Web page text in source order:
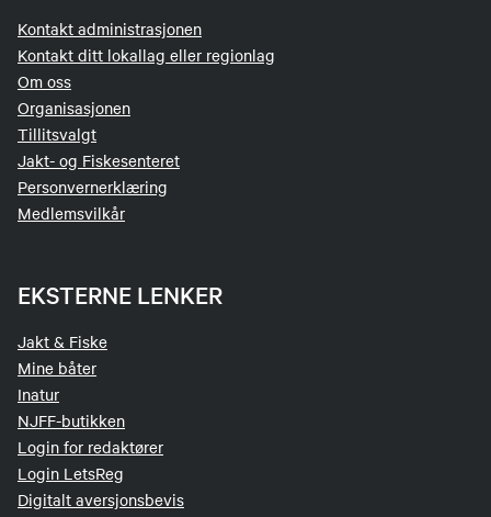
Kontakt administrasjonen
Kontakt ditt lokallag eller regionlag
Om oss
Organisasjonen
Tillitsvalgt
Jakt- og Fiskesenteret
Personvernerklæring
Medlemsvilkår
EKSTERNE LENKER
Jakt & Fiske
Mine båter
Inatur
NJFF-butikken
Login for redaktører
Login LetsReg
Digitalt aversjonsbevis